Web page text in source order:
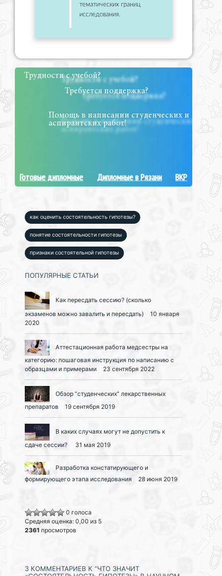
тематических границ
исследования.
Трудности с учебой?
Требуется поддержка?
Помощь в написании студенческих и
аспирантских работ!
Готовые дипломные Дипломные в Рязани ВКР
как оценить состоятельность гипотезы?
понятие состоятельности гипотезы
признаки состоятельной гипотезы
ПОПУЛЯРНЫЕ СТАТЬИ
Как пересдать сессию? (сколько
экзаменов можно завалить и пересдать)
10 января
2020
Аттестационная работа медсестры на
категорию: пошаговая инструкция по написанию с
образцами и примерами
23 сентября 2022
Обзор “студенческих” лекарственных
препаратов
19 сентября 2019
В каких случаях могут не допустить к
сдаче сессии?
31 мая 2019
Разработка констатирующего и
формирующего этапа исследования
28 июня 2019
0 голоса
Средняя оценка: 0,00 из 5
2361 просмотров
3 КОММЕНТАРИЕВ К “ЧТО ЗНАЧИТ